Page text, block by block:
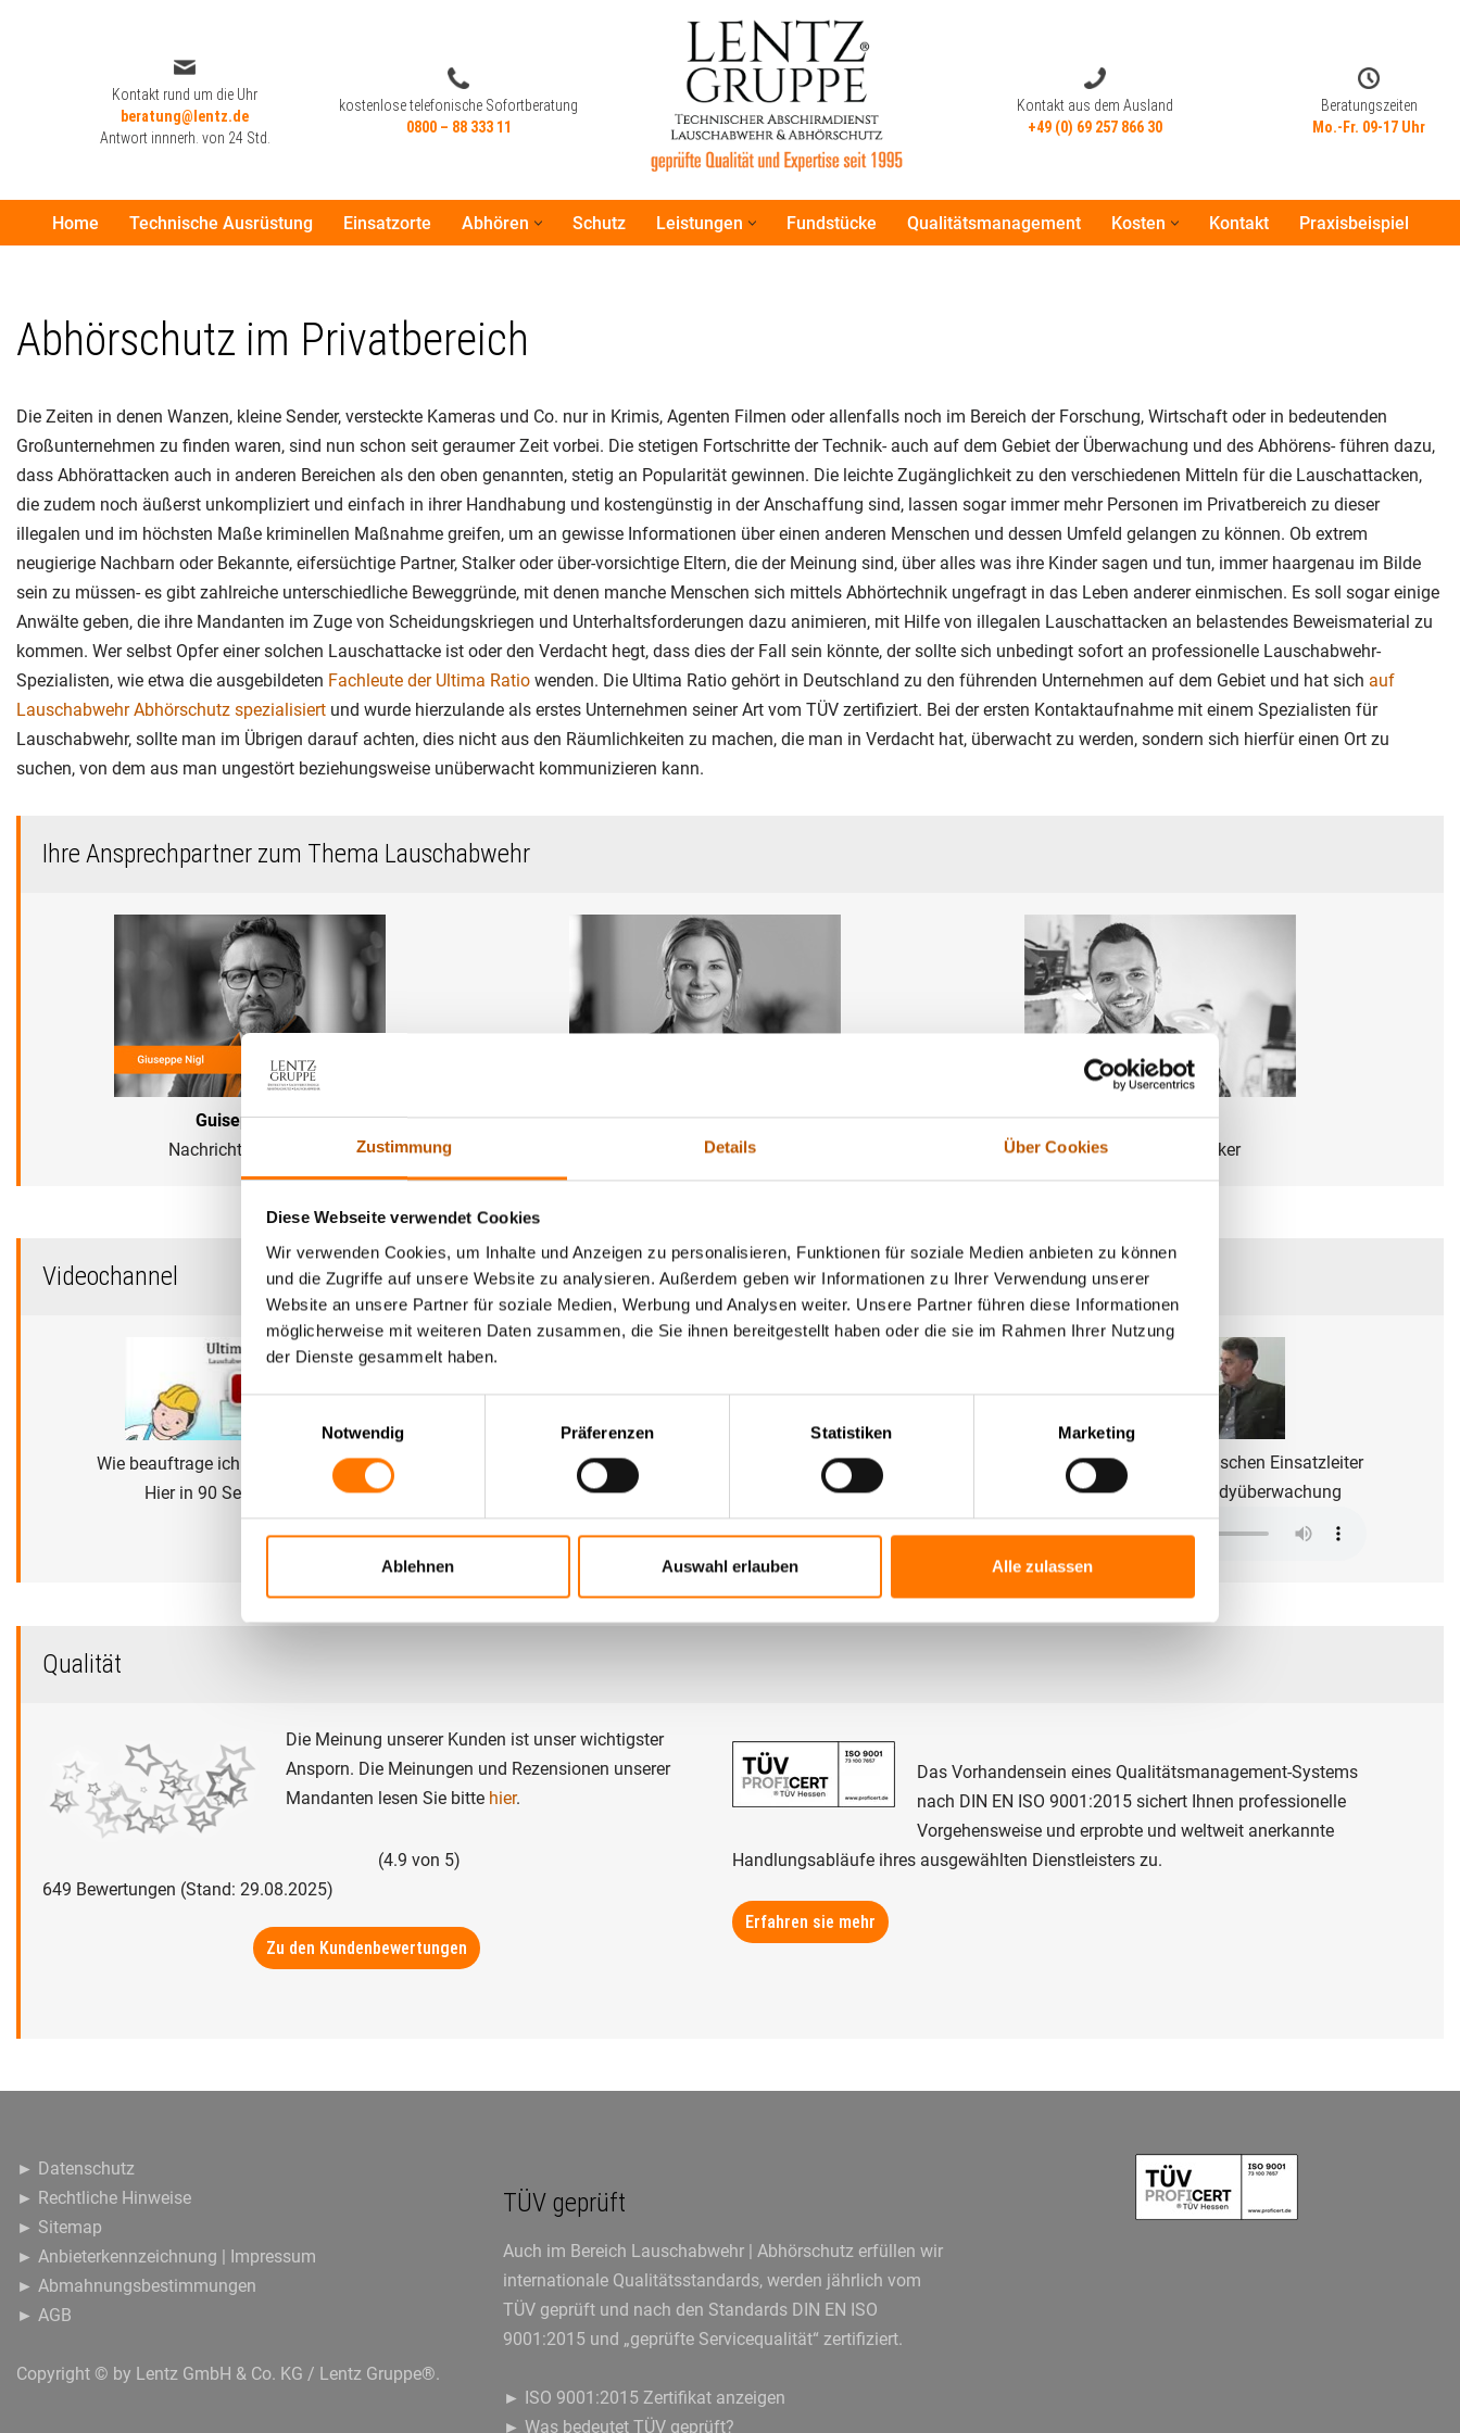
Zustimmung Details Über Cookies
Diese Webseite verwendet Cookies
Wir verwenden Cookies, um Inhalte und Anzeigen zu personalisieren, Funktionen für soziale Medien anbieten zu können
und die Zugriffe auf unsere Website zu analysieren. Außerdem geben wir Informationen zu Ihrer Verwendung unserer
Website an unsere Partner für soziale Medien, Werbung und Analysen weiter. Unsere Partner führen diese Informationen
möglicherweise mit weiteren Daten zusammen, die Sie ihnen bereitgestellt haben oder die sie im Rahmen Ihrer Nutzung
der Dienste gesammelt haben.
Einwilligungsauswahl
Notwendig
Präferenzen Statistiken Marketing
Ablehnen Auswahl erlauben Alle zulassen
Kontakt rund um die Uhr
beratung@lentz.de
Antwort innnerh. von 24 Std.
kostenlose telefonische Sofortberatung
0800 – 88 333 11
Beratungszeiten
Mo.-Fr. 09-17 Uhr
Kontakt aus dem Ausland
+49 (0) 69 257 866 30
Kontakt rund um die Uhr
Home Technische Ausrüstung Einsatzorte Abhören Schutz Leistungen Fundstücke Qualitätsmanagement Kosten Kontakt Praxisbeispiel
Abhörschutz im Privatbereich
Die Zeiten in denen Wanzen, kleine Sender, versteckte Kameras und Co. nur in Krimis, Agenten Filmen oder allenfalls noch im Bereich der Forschung, Wirtschaft oder in bedeutenden
Großunternehmen zu finden waren, sind nun schon seit geraumer Zeit vorbei. Die stetigen Fortschritte der Technik- auch auf dem Gebiet der Überwachung und des Abhörens- führen dazu,
dass Abhörattacken auch in anderen Bereichen als den oben genannten, stetig an Popularität gewinnen. Die leichte Zugänglichkeit zu den verschiedenen Mitteln für die Lauschattacken,
die zudem noch äußerst unkompliziert und einfach in ihrer Handhabung und kostengünstig in der Anschaffung sind, lassen sogar immer mehr Personen im Privatbereich zu dieser
illegalen und im höchsten Maße kriminellen Maßnahme greifen, um an gewisse Informationen über einen anderen Menschen und dessen Umfeld gelangen zu können. Ob extrem
neugierige Nachbarn oder Bekannte, eifersüchtige Partner, Stalker oder über-vorsichtige Eltern, die der Meinung sind, über alles was ihre Kinder sagen und tun, immer haargenau im Bilde
sein zu müssen- es gibt zahlreiche unterschiedliche Beweggründe, mit denen manche Menschen sich mittels Abhörtechnik ungefragt in das Leben anderer einmischen. Es soll sogar einige
Anwälte geben, die ihre Mandanten im Zuge von Scheidungskriegen und Unterhaltsforderungen dazu animieren, mit Hilfe von illegalen Lauschattacken an belastendes Beweismaterial zu
kommen. Wer selbst Opfer einer solchen Lauschattacke ist oder den Verdacht hegt, dass dies der Fall sein könnte, der sollte sich unbedingt sofort an professionelle Lauschabwehr-
Spezialisten, wie etwa die ausgebildeten Fachleute der Ultima Ratio wenden. Die Ultima Ratio gehört in Deutschland zu den führenden Unternehmen auf dem Gebiet und hat sich auf
Lauschabwehr Abhörschutz spezialisiert und wurde hierzulande als erstes Unternehmen seiner Art vom TÜV zertifiziert. Bei der ersten Kontaktaufnahme mit einem Spezialisten für
Lauschabwehr, sollte man im Übrigen darauf achten, dies nicht aus den Räumlichkeiten zu machen, die man in Verdacht hat, überwacht zu werden, sondern sich hierfür einen Ort zu
suchen, von dem aus man ungestört beziehungsweise unüberwacht kommunizieren kann.
Ihre Ansprechpartner zum Thema Lauschabwehr
Guiseppe Nigl
Nachrichtentechniker
Mara Buschmann
Master in Forensic Science
Lars Neuhoff
Nachrichtentechniker
Videochannel
Wie beauftrage ich eine Lauschabwehr?
Hier in 90 Sekunden erklärt.
Sehen Sie in unserem Videochannel:
Lauschabwehr. Ein echter Einsatz.
Radiointerview mit unserem technischen Einsatzleiter
Gernot Zehner zum Thema Handyüberwachung
Qualität
Die Meinung unserer Kunden ist unser wichtigster
Ansporn. Die Meinungen und Rezensionen unserer
Mandanten lesen Sie bitte hier.
(4.9 von 5)
649 Bewertungen (Stand: 29.08.2025)
Zu den Kundenbewertungen
Das Vorhandensein eines Qualitätsmanagement-Systems
nach DIN EN ISO 9001:2015 sichert Ihnen professionelle
Vorgehensweise und erprobte und weltweit anerkannte
Handlungsabläufe ihres ausgewählten Dienstleisters zu.
Erfahren sie mehr
► Datenschutz
► Rechtliche Hinweise
► Sitemap
► Anbieterkennzeichnung | Impressum
► Abmahnungsbestimmungen
► AGB
Copyright © by Lentz GmbH & Co. KG / Lentz Gruppe®.
TÜV geprüft
Auch im Bereich Lauschabwehr | Abhörschutz erfüllen wir
internationale Qualitätsstandards, werden jährlich vom
TÜV geprüft und nach den Standards DIN EN ISO
9001:2015 und „geprüfte Servicequalität“ zertifiziert.
► ISO 9001:2015 Zertifikat anzeigen
► Was bedeutet TÜV geprüft?